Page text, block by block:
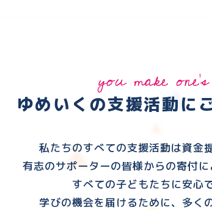
you make
ゆめいくの支援活動に
私たちのすべての支援活動は資金
有志のサポーターの皆様からの寄付に
すべての子どもたちに安心
学びの機会を届けるために、多く